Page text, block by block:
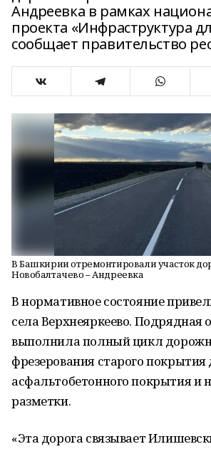
Андреевка в рамках
проекта «Инфраструктура
сообщает правительство
В Башкирии отремонтировали участок
Новобалтачево – Андреевка
В нормативное состояние
села Верхнеяркеево. Подрядная
выполнила полный цикл
фрезерования старого
асфальтобетонного покрытия и
разметки.
«Эта дорога связывает